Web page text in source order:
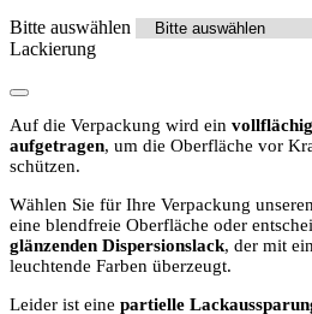
Bitte auswählen
Lackierung
Auf die Verpackung wird ein
aufgetragen, um die Oberfläche vor
schützen.
Wählen Sie für Ihre Verpackung unseren
eine blendfreie Oberfläche oder
glänzenden Dispersionslack, der mit
leuchtende Farben überzeugt.
Leider ist eine partielle